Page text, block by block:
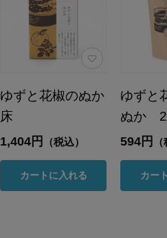
ゆずと花椒のぬか
床
1,404円 （税込）
カートに入れる
ゆずと
ぬか
594円
カー